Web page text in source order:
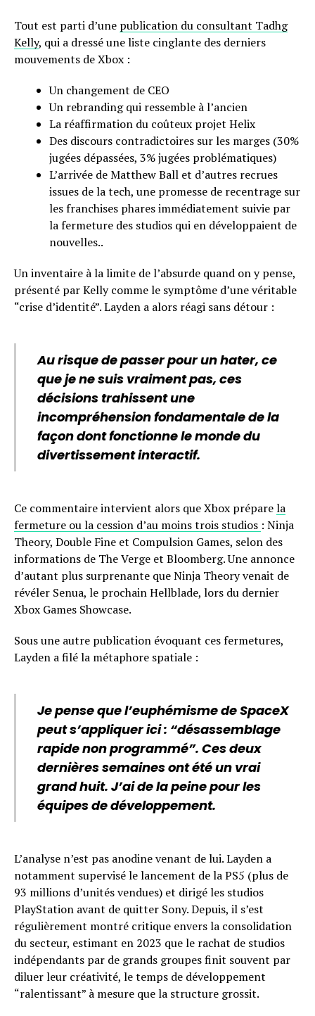
Tout est parti d’une publication du consultant Tadhg
Kelly, qui a dressé une liste cinglante des derniers
mouvements de Xbox :
Un changement de CEO
Un rebranding qui ressemble à l’ancien
La réaffirmation du coûteux projet Helix
Des discours contradictoires sur les marges (30%
jugées dépassées, 3% jugées problématiques)
L’arrivée de Matthew Ball et d’autres recrues
issues de la tech, une promesse de recentrage sur
les franchises phares immédiatement suivie par
la fermeture des studios qui en développaient de
nouvelles..
Un inventaire à la limite de l’absurde quand on y pense,
présenté par Kelly comme le symptôme d’une véritable
“crise d’identité”. Layden a alors réagi sans détour :
Au risque de passer pour un hater, ce
que je ne suis vraiment pas, ces
décisions trahissent une
incompréhension fondamentale de la
façon dont fonctionne le monde du
divertissement interactif.
Ce commentaire intervient alors que Xbox préparela
fermeture ou la cession d’au moins trois studios : Ninja
Theory, Double Fine et Compulsion Games, selon des
informations de The Verge et Bloomberg. Une annonce
d’autant plus surprenante que Ninja Theory venait de
révéler Senua, le prochain Hellblade, lors du dernier
Xbox Games Showcase.
Sous une autre publication évoquant ces fermetures,
Layden a filé la métaphore spatiale :
Je pense que l’euphémisme de SpaceX
peut s’appliquer ici : “désassemblage
rapide non programmé”. Ces deux
dernières semaines ont été un vrai
grand huit. J’ai de la peine pour les
équipes de développement.
L’analyse n’est pas anodine venant de lui. Layden a
notamment supervisé le lancement de la PS5 (plus de
93 millions d’unités vendues) et dirigé les studios
PlayStation avant de quitter Sony. Depuis, il s’est
régulièrement montré critique envers la consolidation
du secteur, estimant en 2023 que le rachat de studios
indépendants par de grands groupes finit souvent par
diluer leur créativité, le temps de développement
“ralentissant” à mesure que la structure grossit.